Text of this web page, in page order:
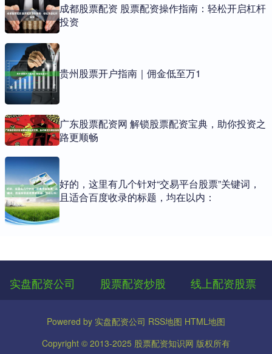
成都股票配资 股票配资操作指南：轻松开启杠杆
投资
贵州股票开户指南｜佣金低至万1
广东股票配资网 解锁股票配资宝典，助你投资之
路更顺畅
好的，这里有几个针对“交易平台股票”关键词，
且适合百度收录的标题，均在以内：
实盘配资公司 股票配资炒股 线上配资股票
Powered by 实盘配资公司 RSS地图 HTML地图
Copyright © 2013-2025 股票配资知识网 版权所有